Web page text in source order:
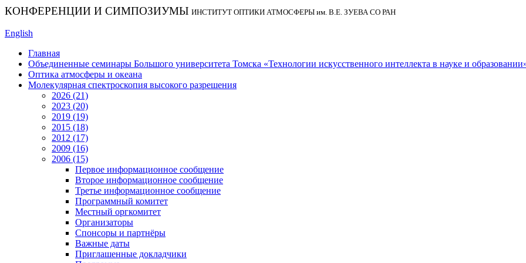
КОНФЕРЕНЦИИ И СИМПОЗИУМЫ ИНСТИТУТ ОПТИКИ АТМОСФЕРЫ им. В.Е. ЗУЕВА СО РАН
English
Главная
Объединенные семинары Большого университета Томска «Технологии искусственного интеллекта в науке и
Оптика атмосферы и океана
Молекулярная спектроскопия высокого разрешения
2026 (21)
2023 (20)
2019 (19)
2015 (18)
2012 (17)
2009 (16)
2006 (15)
Первое информационное сообщение
Второе информационное сообщение
Третье информационное сообщение
Программный комитет
Местный оргкомитет
Организаторы
Спонсоры и партнёры
Важные даты
Приглашенные докладчики